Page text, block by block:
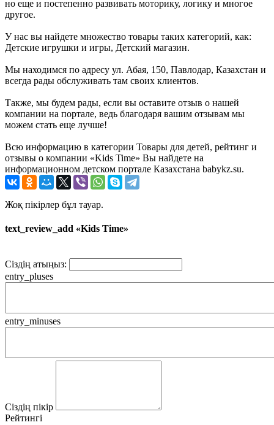
но еще и постепенно развивать моторику, логику и многое
другое.
У нас вы найдете множество товары таких категорий, как:
Детские игрушки и игры, Детский магазин.
Мы находимся по адресу ул. Абая, 150, Павлодар, Казахстан и
всегда рады обслуживать там своих клиентов.
Также, мы будем рады, если вы оставите отзыв о нашей
компании на портале, ведь благодаря вашим отзывам мы
можем стать еще лучше!
Всю информацию в категории Товары для детей, рейтинг и
отзывы о компании «Kids Time» Вы найдете на
информационном детском портале Казахстана babykz.su.
Жоқ пікірлер бұл тауар.
text_review_add «Kids Time»
Сіздің атыңыз:
entry_pluses
entry_minuses
Сіздің пікір
Рейтингі